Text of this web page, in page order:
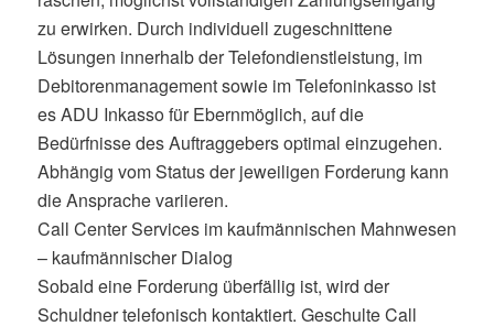
zu erwirken. Durch individuell zugeschnittene
Lösungen innerhalb der Telefondienstleistung, im
Debitorenmanagement sowie im Telefoninkasso ist
es ADU Inkasso für Ebernmöglich, auf die
Bedürfnisse des Auftraggebers optimal einzugehen.
Abhängig vom Status der jeweiligen Forderung kann
die Ansprache variieren.
Call Center Services im kaufmännischen Mahnwesen
– kaufmännischer Dialog
Sobald eine Forderung überfällig ist, wird der
Schuldner telefonisch kontaktiert. Geschulte Call